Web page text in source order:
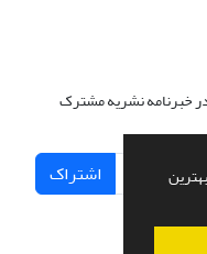
خبرنامه نشریه مشترک
اشتراک